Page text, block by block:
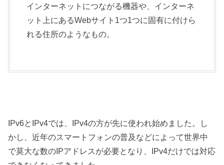
インターネットにつながる機器や、インターネ
ット上にあるWebサイト1つ1つに固有に付けら
れる住所のようなもの。
IPv6とIPv4では、IPv4の方が先に使われ始めました。し
かし、近年のスマートフォンの普及などによって世界中
で莫大な数のIPアドレスが必要となり、IPv4だけでは対応